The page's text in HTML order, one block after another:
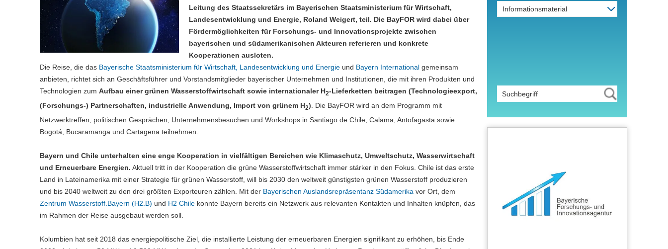
Leitung des Staatssekretärs im Bayerischen Staatsministerium für Wirtschaft,
Landesentwicklung und Energie, Roland Weigert, teil. Die BayFOR wird dabei über
Fördermöglichkeiten für Forschungs- und Innovationsprojekte zwischen
bayerischen und südamerikanischen Akteuren referieren und konkrete
Kooperationen ausloten.
Die Reise, die das Bayerische Staatsministerium für Wirtschaft, Landesentwicklung und Energie und Bayern International gemeinsam
anbieten, richtet sich an Geschäftsführer und Vorstandsmitglieder bayerischer Unternehmen und Institutionen, die mit ihren Produkten und
Technologien zum Aufbau einer grünen Wasserstoffwirtschaft sowie internationaler H2-Lieferketten beitragen (Technologieexport,
(Forschungs-) Partnerschaften, industrielle Anwendung, Import von grünem H2) . Die BayFOR wird an dem Programm mit
Netzwerktreffen, politischen Gesprächen, Unternehmensbesuchen und Workshops in Santiago de Chile, Calama, Antofagasta sowie
Bogotá, Bucaramanga und Cartagena teilnehmen.
Bayern und Chile unterhalten eine enge Kooperation in vielfältigen Bereichen wie Klimaschutz, Umweltschutz, Wasserwirtschaft
und Erneuerbare Energien. Aktuell tritt in der Kooperation die grüne Wasserstoffwirtschaft immer stärker in den Fokus. Chile ist das erste
Land in Lateinamerika mit einer Strategie für grünen Wasserstoff, will bis 2030 den weltweit günstigsten grünen Wasserstoff produzieren
und bis 2040 weltweit zu den drei größten Exporteuren zählen. Mit der Bayerischen Auslandsrepräsentanz Südamerika vor Ort, dem
Zentrum Wasserstoff.Bayern (H2.B) und H2 Chile konnte Bayern bereits ein Netzwerk aus relevanten Kontakten und Inhalten knüpfen, das
im Rahmen der Reise ausgebaut werden soll.
Kolumbien hat seit 2018 das energiepolitische Ziel, die installierte Leistung der erneuerbaren Energien signifikant zu erhöhen, bis Ende
Informationsmaterial